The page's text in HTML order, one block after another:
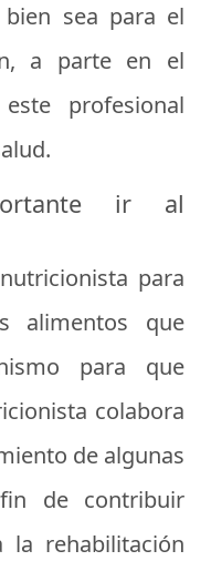
bien sea para el
a parte en el
profesional
ir al
para
alimentos que
para que
colabora
de algunas
de contribuir
la rehabilitación